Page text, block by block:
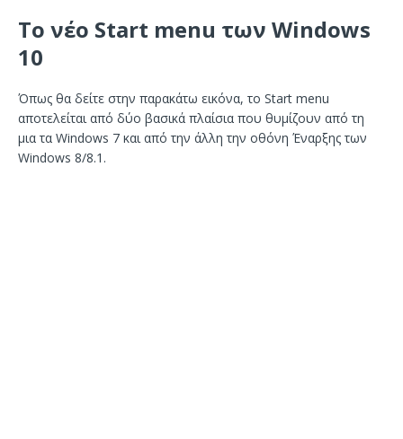
Το νέο Start menu των Windows
10
Όπως θα δείτε στην παρακάτω εικόνα, το Start menu
αποτελείται από δύο βασικά πλαίσια που θυμίζουν από τη
μια τα Windows 7 και από την άλλη την οθόνη Έναρξης των
Windows 8/8.1.